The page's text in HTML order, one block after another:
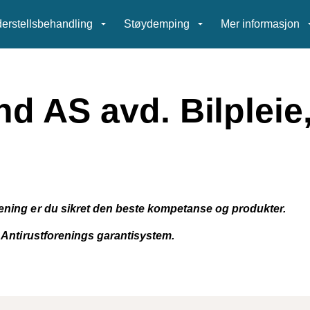
Støydemping Mer informasjon
AS avd.
er du sikret den beste kompetanse og produkter.
garantisystem.